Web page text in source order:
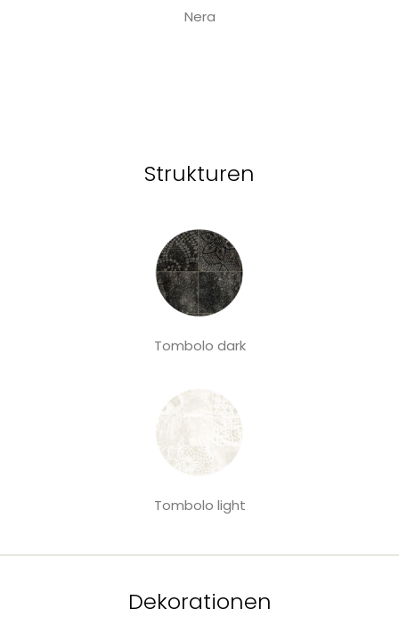
Nera
Strukturen
Tombolo dark
Tombolo light
Dekorationen